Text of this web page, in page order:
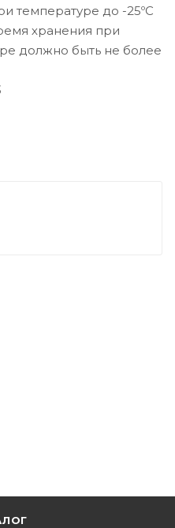
температуре до -25ºС
хранения при
должно быть не более